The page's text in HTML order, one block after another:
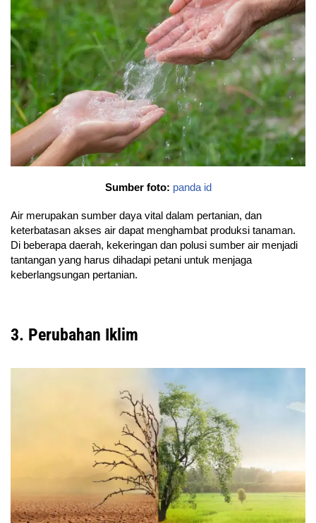
Sumber foto: panda id
Air merupakan sumber daya vital dalam pertanian, dan
keterbatasan akses air dapat menghambat produksi tanaman.
Di beberapa daerah, kekeringan dan polusi sumber air menjadi
tantangan yang harus dihadapi petani untuk menjaga
keberlangsungan pertanian.
3. Perubahan Iklim